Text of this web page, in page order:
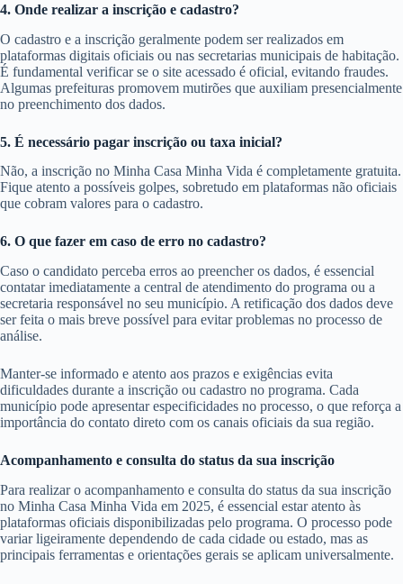
4. Onde realizar a inscrição e cadastro?
O cadastro e a inscrição geralmente podem ser realizados em
plataformas digitais oficiais ou nas secretarias municipais de habitação.
É fundamental verificar se o site acessado é oficial, evitando fraudes.
Algumas prefeituras promovem mutirões que auxiliam presencialmente
no preenchimento dos dados.
5. É necessário pagar inscrição ou taxa inicial?
Não, a inscrição no Minha Casa Minha Vida é completamente gratuita.
Fique atento a possíveis golpes, sobretudo em plataformas não oficiais
que cobram valores para o cadastro.
6. O que fazer em caso de erro no cadastro?
Caso o candidato perceba erros ao preencher os dados, é essencial
contatar imediatamente a central de atendimento do programa ou a
secretaria responsável no seu município. A retificação dos dados deve
ser feita o mais breve possível para evitar problemas no processo de
análise.
Manter-se informado e atento aos prazos e exigências evita
dificuldades durante a inscrição ou cadastro no programa. Cada
município pode apresentar especificidades no processo, o que reforça a
importância do contato direto com os canais oficiais da sua região.
Acompanhamento e consulta do status da sua inscrição
Para realizar o acompanhamento e consulta do status da sua inscrição
no Minha Casa Minha Vida em 2025, é essencial estar atento às
plataformas oficiais disponibilizadas pelo programa. O processo pode
variar ligeiramente dependendo de cada cidade ou estado, mas as
principais ferramentas e orientações gerais se aplicam universalmente.